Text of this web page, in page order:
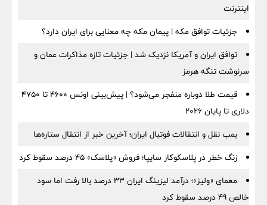
اینترنت
جزئیات توافق مکه | پیمان مکه چه معنایی برای ایران دارد؟
توافق ایران و آمریکا نزدیک شد | جزئیات تازه مذاکرات عمان و
سرنوشت تنگه هرمز
قیمت طلا دوباره منفجر می‌شود؟ | پیش‌بینی اونس ۴۶۰۰ تا ۴۷۵۰
دلاری تا پایان ۲۰۲۶
بمب نقل‌ و انتقالات فوتبال ایران؛ آخرین خبر از انتقال ستاره‌ها
زنگ خطر در پلاسکوکار سایپا؛ فروش «پلاسک» ۴۵ درصد سقوط کرد
معمای «ولیز»؛ درآمد لیزینگ ایران ۳۳ درصد بالا رفت اما سود
خالص ۴۹ درصد سقوط کرد